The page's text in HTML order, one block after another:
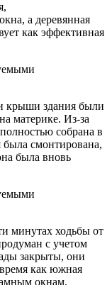
а деревянная
как эффективная
крыши здания были
материке. Из-за
собрана в
была смонтирована,
была вновь
минутах ходьбы от
с учетом
закрыты, они
как южная
окнам,